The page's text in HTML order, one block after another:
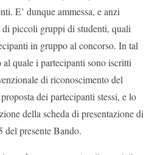
E’ dunque ammessa, e anzi
di piccoli gruppi di studenti, quali
in gruppo al concorso. In tal
al quale i partecipanti sono iscritti
di riconoscimento del
dei partecipanti stessi, e lo
della scheda di presentazione di
del presente Bando.